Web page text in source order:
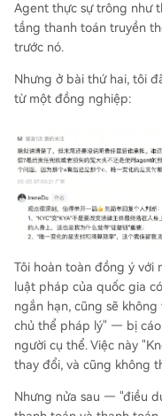
g đời người dùng/Agent. Về mặt pháp lý,
hiệm cuối cùng vẫn
n, trong mạng lưới
mã học để ghi lại và
ọi thực thể, biến việc "kh
Agent thực sự trông như
tầng thanh toán truyền
trước nó.
Nhưng ở bài thứ hai, tôi
từ một đồng nghiệp:
Tôi hoàn toàn đồng ý với
luật pháp của quốc gia
ngắn hạn, cũng sẽ
chủ thể pháp lý" — bị
người cụ thể. Việc này
thay đổi, và cũng không
Nhưng nửa sau — "điều